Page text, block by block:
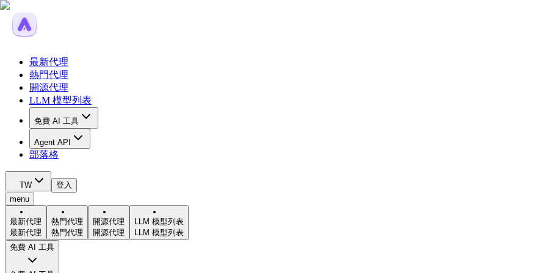
最新代理
熱門代理
開源代理
LLM 模型列表
免費 AI 工具
Agent API
部落格
TW
登入
menu
最新代理
最新代理
熱門代理
熱門代理
開源代理
開源代理
LLM 模型列表
LLM 模型列表
免費 AI 工具